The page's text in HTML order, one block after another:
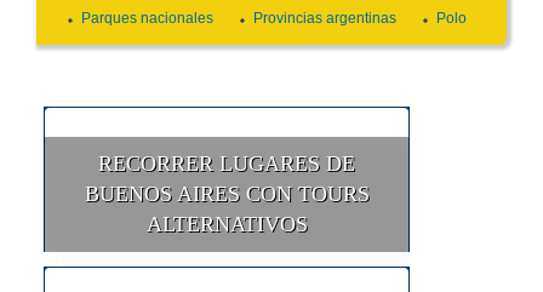
Parques nacionales
Provincias argentinas Polo
RECORRER LUGARES DE
BUENOS AIRES CON TOURS
ALTERNATIVOS